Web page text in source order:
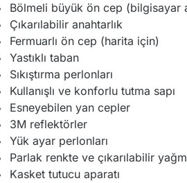
Bölmeli büyük ön cep (bilgisayar
Çıkarılabilir anahtarlık
Fermuarlı ön cep (harita için)
Yastıklı taban
Sıkıştırma perlonları
Kullanışlı ve konforlu tutma sapı
Esneyebilen yan cepler
3M reflektörler
Yük ayar perlonları
Parlak renkte ve çıkarılabilir
Kasket tutucu aparatı